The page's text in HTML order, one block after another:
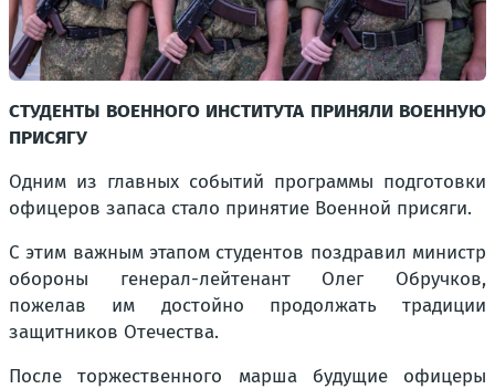
СТУДЕНТЫ ВОЕННОГО ИНСТИТУТА ПРИНЯЛИ ВОЕННУЮ
ПРИСЯГУ
Одним из главных событий программы подготовки
офицеров запаса стало принятие Военной присяги.
С этим важным этапом студентов поздравил министр
обороны генерал-лейтенант Олег Обручков,
пожелав им достойно продолжать традиции
защитников Отечества.
После торжественного марша будущие офицеры